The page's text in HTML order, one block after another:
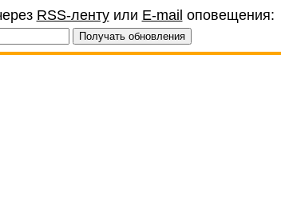
RSS-лентуили E-mail оповещения: